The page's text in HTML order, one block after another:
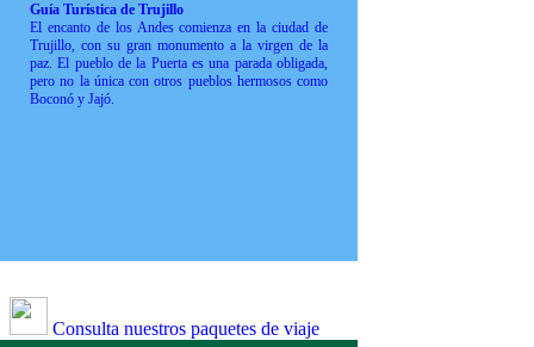
Guía Turística de Trujillo
El encanto de los Andes comienza en la ciudad de
Trujillo, con su gran monumento a la virgen de la
paz. El pueblo de la Puerta es una parada obligada,
pero no la única con otros pueblos hermosos como
Boconó y Jajó.
Consulta nuestros paquetes de viaje